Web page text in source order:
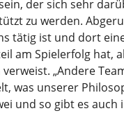
der sich sehr
zu werden.
tätig ist und dort
am Spielerfolg hat,
„Andere
was unserer
und so gibt es